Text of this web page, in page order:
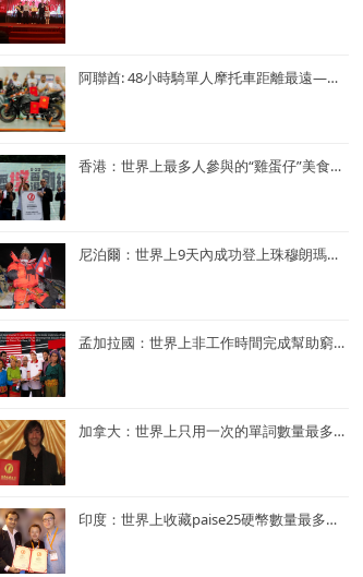
阿聯酋: 48小時騎單人摩托車距離最遠—— Lotfi Hamrouni
香港：世界上最多人參與的“雞蛋仔”美食活動——謝霆鋒陳奕迅香港“雞蛋仔”美食活動
尼泊爾：世界上9天內成功登上珠穆朗瑪峰次數最多—— Kame Sherpa
孟加拉國：世界上非工作時間完成幫助窮人的項目最多的央行行長——孟加拉央行行長Atiur Rahman博士
加拿大：世界上只用一次的單詞數量最多的小說——《Je ne le repeterai pas》
印度：世界上收藏paise25硬幣數量最多的人—— Mr. Rahul G. Keshwani